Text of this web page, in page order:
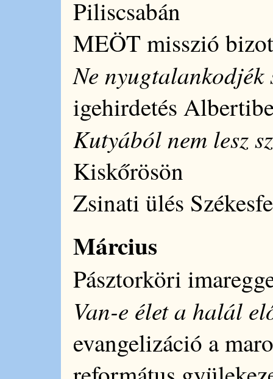
Piliscsabán
MEÖT misszió
Ne nyugtalankodjék
igehirdetés
Kutyából nem lesz
Kiskőrösön
Zsinati ülés
Március
Pásztorköri
Van-e élet a halál
evangelizáció a